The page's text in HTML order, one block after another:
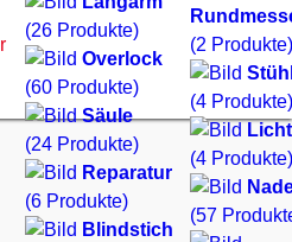
(26 Produkte)
Overlock
(60 Produkte)
Säule
(24 Produkte)
Reparatur
(6 Produkte)
Blindstich
(2
(4
Licht
(4
(57